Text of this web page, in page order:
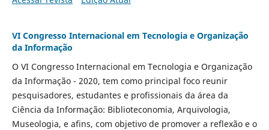
VI Congresso Internacional em Tecnologia e Organização
da Informação
O VI Congresso Internacional em Tecnologia e Organização
da Informação - 2020, tem como principal foco reunir
pesquisadores, estudantes e profissionais da área da
Ciência da Informação: Biblioteconomia, Arquivologia,
Museologia, e afins, com objetivo de promover a reflexão e o